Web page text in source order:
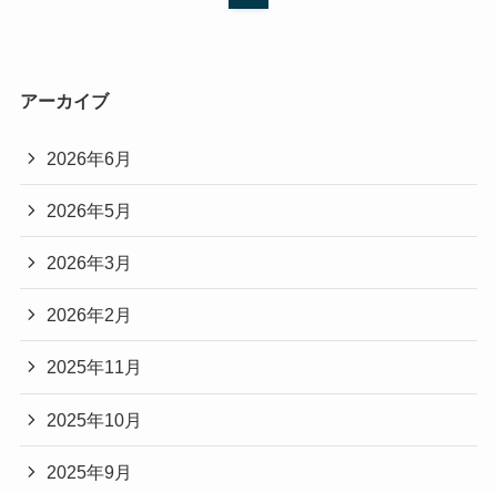
アーカイブ
2026年6月
2026年5月
2026年3月
2026年2月
2025年11月
2025年10月
2025年9月